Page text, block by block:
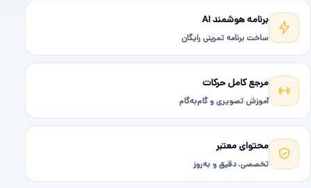
برنامه هوشمند AI
ساخت برنامه تمرینی رایگان
مرجع کامل حرکات
آموزش تصویری و گام‌به‌گام
محتوای معتبر
تخصصی، دقیق و به‌روز